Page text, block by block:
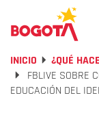
INICIO ¿QUÉ
FBLIVE SOBRE
EDUCACIÓN DEL